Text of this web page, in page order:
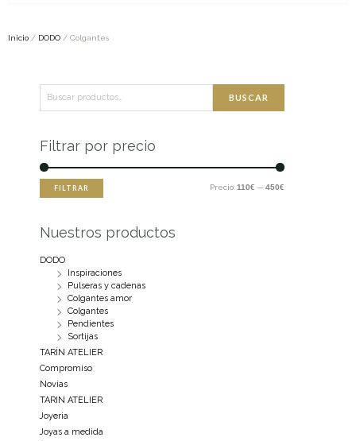
Inicio / DODO / Colgantes
por:
BUSCAR
Filtrar por precio
FILTRAR Precio: 110€ — 450€
Nuestros productos
DODO
Inspiraciones
Pulseras y cadenas
Colgantes amor
Colgantes
Pendientes
Sortijas
TARÍN ATELIER
Compromiso
Novias
TARIN ATELIER
Joyeria
Joyas a medida